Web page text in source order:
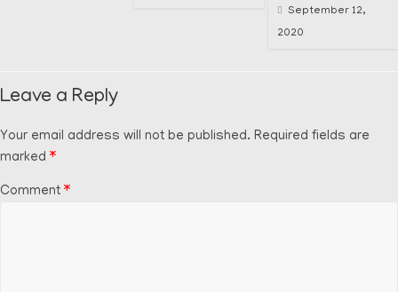
September 12,
2020
Leave a Reply
Your email address will not be published. Required fields are
marked *
Comment *